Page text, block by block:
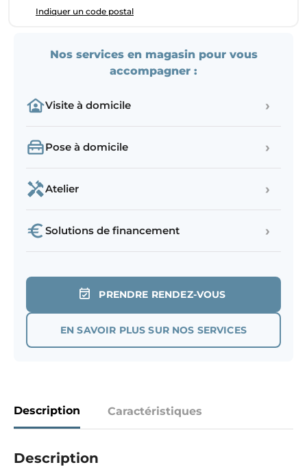
Indiquer un code postal
Nos services en magasin pour vous
accompagner :
Visite à domicile ›
Pose à domicile ›
Atelier ›
Solutions de financement ›
PRENDRE RENDEZ-VOUS
EN SAVOIR PLUS SUR NOS SERVICES
Description Caractéristiques
Description